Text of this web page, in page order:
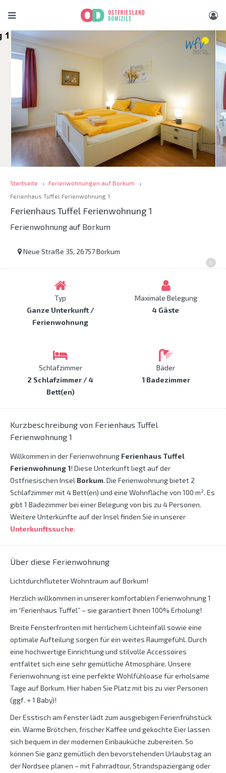
Startseite
Ferienwohnungen auf Borkum
Ferienhaus Tuffel Ferienwohnung 1
Ferienhaus Tuffel Ferienwohnung 1
Ferienwohnung auf Borkum
Neue Straße 35, 26757 Borkum
Typ
Ganze Unterkunft /
Ferienwohnung
Maximale Belegung
4 Gäste
Schlafzimmer
2 Schlafzimmer / 4
Bett(en)
Bäder
1 Badezimmer
Kurzbeschreibung von Ferienhaus Tuffel
Ferienwohnung 1
Willkommen in der Ferienwohnung Ferienhaus Tuffel
Ferienwohnung 1! Diese Unterkunft liegt auf der
Ostfriesischen Insel Borkum. Die Ferienwohnung bietet 2
Schlafzimmer mit 4 Bett(en) und eine Wohnfläche von 100 m². Es
gibt 1 Badezimmer bei einer Belegung von bis zu 4 Personen.
Weitere Unterkünfte auf der Insel finden Sie in unserer
Unterkunftssuche.
Über diese Ferienwohnung
Lichtdurchfluteter Wohntraum auf Borkum!
Herzlich willkommen in unserer komfortablen Ferienwohnung 1
im “Ferienhaus Tuffel” – sie garantiert Ihnen 100% Erholung!
Breite Fensterfronten mit herrlichem Lichteinfall sowie eine
optimale Aufteilung sorgen für ein weites Raumgefühl. Durch
eine hochwertige Einrichtung und stilvolle Accessoires
entfaltet sich eine sehr gemütliche Atmosphäre. Unsere
Ferienwohnung ist eine perfekte Wohlfühloase für erholsame
Tage auf Borkum. Hier haben Sie Platz mit bis zu vier Personen
(ggf. + 1 Baby)!
Der Esstisch am Fenster lädt zum ausgiebigen Ferienfrühstück
ein. Warme Brötchen, frischer Kaffee und gekochte Eier lassen
sich bequem in der modernen Einbauküche zubereiten. So
können Sie ganz gemütlich den bevorstehenden Urlaubstag an
der Nordsee planen – mit Fahrradtour, Strandspaziergang oder